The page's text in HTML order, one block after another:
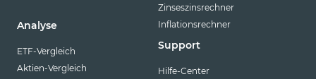
Analyse
ETF-Vergleich
Aktien-Vergleich
Zinseszinsrechner
Inflationsrechner
Support
Hilfe-Center